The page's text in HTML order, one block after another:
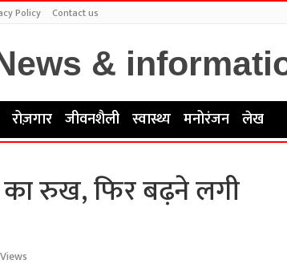
Policy Contact us
रोज़गार जीवनशैली स्वास्थ्य मनोरंजन लेख
का रुख, फिर बढ़ने लगी